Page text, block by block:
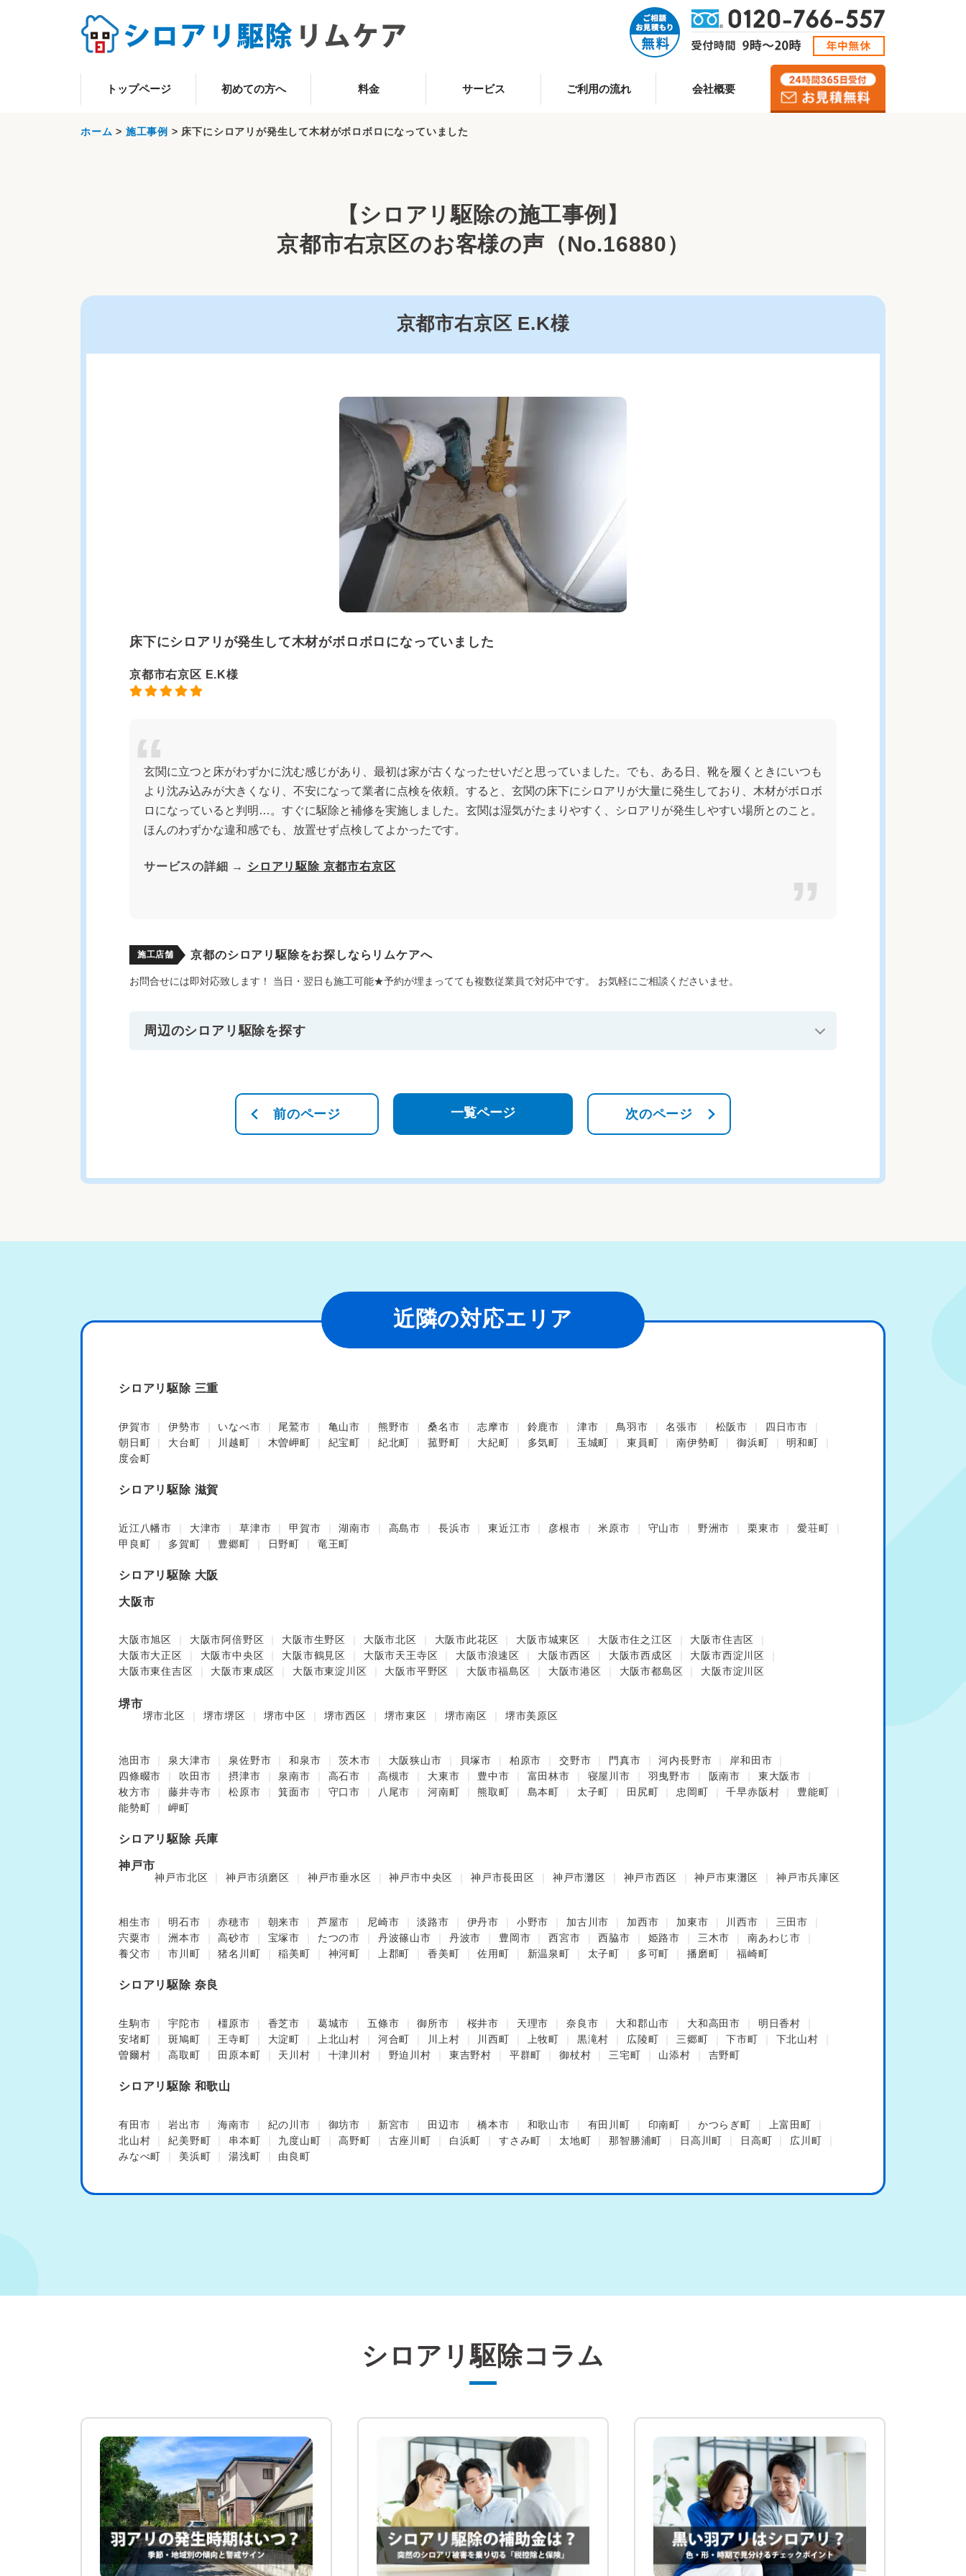
トップページ 初めての方へ 料金 サービス ご利用の流れ 会社概要
ホーム > 施工事例 > 床下にシロアリが発生して木材がボロボロになっていました
【シロアリ駆除の施工事例】
京都市右京区のお客様の声（No.16880）
京都市右京区 E.K様
床下にシロアリが発生して木材がボロボロになっていました
京都市右京区 E.K様
玄関に立つと床がわずかに沈む感じがあり、最初は家が古くなったせいだと思っていました。でも、ある日、靴を履くときにいつも
より沈み込みが大きくなり、不安になって業者に点検を依頼。すると、玄関の床下にシロアリが大量に発生しており、木材がボロボ
ロになっていると判明…。すぐに駆除と補修を実施しました。玄関は湿気がたまりやすく、シロアリが発生しやすい場所とのこと。
ほんのわずかな違和感でも、放置せず点検してよかったです。
サービスの詳細 → シロアリ駆除 京都市右京区
施工店舗 京都のシロアリ駆除をお探しならリムケアへ
お問合せには即対応致します！ 当日・翌日も施工可能★予約が埋まってても複数従業員で対応中です。 お気軽にご相談くださいませ。
周辺のシロアリ駆除を探す
前のページ 一覧ページ 次のページ
近隣の対応エリア
シロアリ駆除 三重
伊賀市 伊勢市 いなべ市 尾鷲市 亀山市 熊野市 桑名市 志摩市 鈴鹿市 津市 鳥羽市 名張市 松阪市
四日市市
朝日町
大台町 川越町 木曽岬町 紀宝町 紀北町 菰野町 大紀町 多気町 玉城町 東員町 南伊勢町 御浜町
明和町
度会町
シロアリ駆除 滋賀
近江八幡市 大津市 草津市 甲賀市 湖南市 高島市 長浜市 東近江市 彦根市 米原市 守山市 野洲市 栗東市
愛荘町
甲良町
多賀町 豊郷町 日野町 竜王町
シロアリ駆除 大阪
大阪市
大阪市旭区 大阪市阿倍野区 大阪市生野区 大阪市北区 大阪市此花区 大阪市城東区 大阪市住之江区
大阪市住吉区
大阪市大正区
大阪市中央区 大阪市鶴見区 大阪市天王寺区 大阪市浪速区 大阪市西区 大阪市西成区
大阪市西淀川区
大阪市東住吉区
大阪市東成区 大阪市東淀川区 大阪市平野区 大阪市福島区 大阪市港区 大阪市都島区 大阪市淀川区
堺市
堺市北区 堺市堺区 堺市中区 堺市西区 堺市東区 堺市南区 堺市美原区
池田市 泉大津市 泉佐野市 和泉市 茨木市 大阪狭山市 貝塚市 柏原市 交野市 門真市 河内長野市
岸和田市
四條畷市
吹田市 摂津市 泉南市 高石市 高槻市 大東市 豊中市 富田林市 寝屋川市 羽曳野市 阪南市
東大阪市
枚方市
藤井寺市 松原市 箕面市 守口市 八尾市 河南町 熊取町 島本町 太子町 田尻町 忠岡町 千早赤阪村
豊能町
能勢町
岬町
シロアリ駆除 兵庫
神戸市
神戸市北区 神戸市須磨区 神戸市垂水区 神戸市中央区 神戸市長田区 神戸市灘区 神戸市西区 神戸市東灘区 神戸市兵庫区
相生市 明石市 赤穂市 朝来市 芦屋市 尼崎市 淡路市 伊丹市 小野市 加古川市 加西市 加東市 川西市
三田市
宍粟市
洲本市 高砂市 宝塚市 たつの市 丹波篠山市 丹波市 豊岡市 西宮市 西脇市 姫路市 三木市
南あわじ市
養父市
市川町 猪名川町 稲美町 神河町 上郡町 香美町 佐用町 新温泉町 太子町 多可町 播磨町 福崎町
シロアリ駆除 奈良
生駒市 宇陀市 橿原市 香芝市 葛城市 五條市 御所市 桜井市 天理市 奈良市 大和郡山市 大和高田市
明日香村
安堵町
斑鳩町 王寺町 大淀町 上北山村 河合町 川上村 川西町 上牧町 黒滝村 広陵町 三郷町 下市町
下北山村
曽爾村
高取町 田原本町 天川村 十津川村 野迫川村 東吉野村 平群町 御杖村 三宅町 山添村 吉野町
シロアリ駆除 和歌山
有田市 岩出市 海南市 紀の川市 御坊市 新宮市 田辺市 橋本市 和歌山市 有田川町 印南町 かつらぎ町
上富田町
北山村
紀美野町 串本町 九度山町 高野町 古座川町 白浜町 すさみ町 太地町 那智勝浦町 日高川町 日高町
広川町
みなべ町
美浜町 湯浅町 由良町
シロアリ駆除コラム